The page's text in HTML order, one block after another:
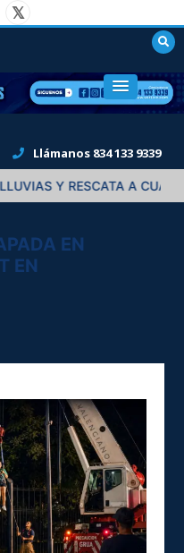
sus niveles."
Llámanos 834 133 9339
A CUATRO
EN
EN